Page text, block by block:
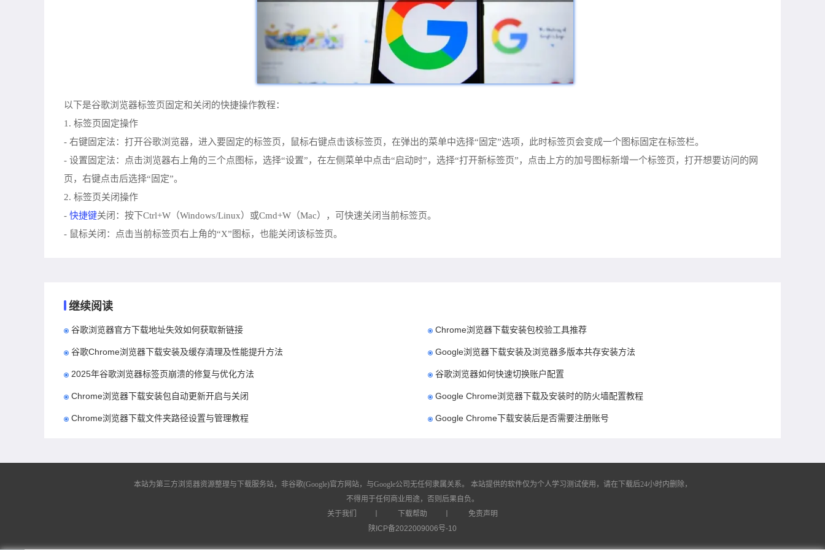
以下是谷歌浏览器标签页固定和关闭的快捷操作教程：
1. 标签页固定操作
- 右键固定法：打开谷歌浏览器，进入要固定的标签页，鼠标右键点击该标签页，在弹出的菜单中选择“固定”选项，此时标签页会变成一个图标固定在标签栏。
- 设置固定法：点击浏览器右上角的三个点图标，选择“设置”，在左侧菜单中点击“启动时”，选择“打开新标签页”，点击上方的加号图标新增一个标签页，打开想要访问的网
页，右键点击后选择“固定”。
2. 标签页关闭操作
- 快捷键关闭：按下Ctrl+W（Windows/Linux）或Cmd+W（Mac），可快速关闭当前标签页。
- 鼠标关闭：点击当前标签页右上角的“X”图标，也能关闭该标签页。
继续阅读
谷歌浏览器官方下载地址失效如何获取新链接 Chrome浏览器下载安装包校验工具推荐
谷歌Chrome浏览器下载安装及缓存清理及性能提升方法 Google浏览器下载安装及浏览器多版本共存安装方法
2025年谷歌浏览器标签页崩溃的修复与优化方法 谷歌浏览器如何快速切换账户配置
Chrome浏览器下载安装包自动更新开启与关闭 Google Chrome浏览器下载及安装时的防火墙配置教程
Chrome浏览器下载文件夹路径设置与管理教程 Google Chrome下载安装后是否需要注册账号
本站为第三方浏览器资源整理与下载服务站，非谷歌(Google)官方网站，与Google公司无任何隶属关系。
本站提供的软件仅为个人学习测试使用，请在下载后24小时内删除，
不得用于任何商业用途，否则后果自负。
关于我们
下载帮助
免责声明
陕ICP备2022009006号-10